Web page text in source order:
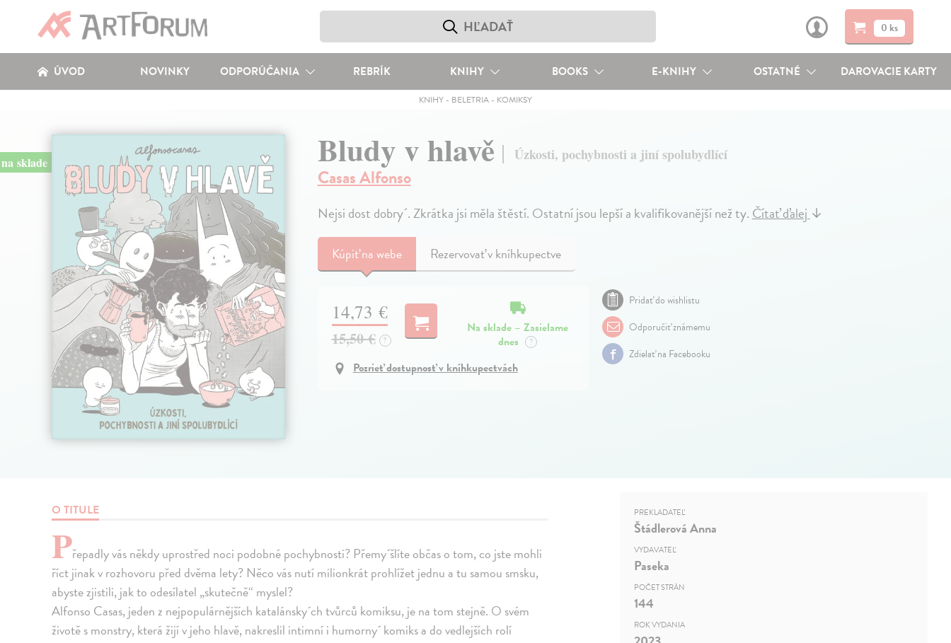
0 ks
ÚVOD NOVINKY ODPORÚČANIA REBRÍK KNIHY BOOKS E-KNIHY OSTATNÉ DAROVACIE KARTY
KNIHY- BELETRIA- KOMIKSY
na sklade Bludy v hlavě Úzkosti, pochybnosti a jiní spolubydlící
Casas Alfonso
Nejsi dost dobry´. Zkrátka jsi měla štěstí. Ostatní jsou lepší a kvalifikovanější než ty.Čítať ďalej↓
Kúpiťna webe Rezervovať v kníhkupectve
14,73 €
15,50 € ?
Na sklade – Zasielame
dnes
?
Pozrieť dostupnosť v kníhkupectvách
Pridať do wishlistu
Odporučiť známemu
Zdielať na Facebooku
O TITULE
Přepadly vás někdy uprostřed noci podobné pochybnosti? Přemy´šlíte občas o tom, co jste mohli
říct jinak v rozhovoru před dvěma lety? Něco vás nutí milionkrát prohlížet jednu a tu samou smsku,
abyste zjistili, jak to odesílatel „skutečně“ myslel?
Alfonso Casas, jeden z nejpopulárnějších katalánsky´ch tvůrců komiksu, je na tom stejně. O svém
životě s monstry, která žijí v jeho hlavě, nakreslil intimní i humorny´ komiks a do vedlejších rolí
PREKLADATEĽ
Štádlerová Anna
VYDAVATEĽ
Paseka
POČET STRÁN
144
ROK VYDANIA